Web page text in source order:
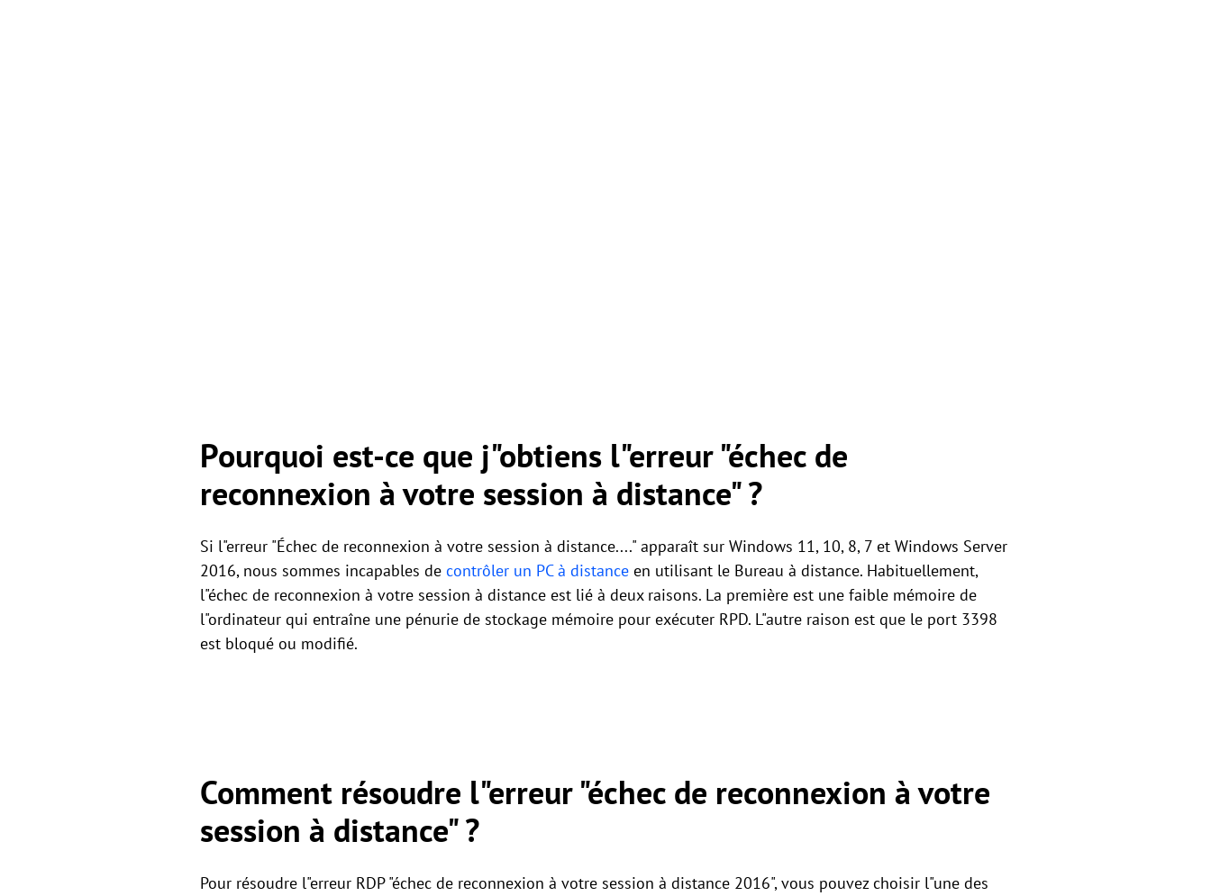
Pourquoi est-ce que j"obtiens l"erreur "échec de
reconnexion à votre session à distance" ?
Si l"erreur "Échec de reconnexion à votre session à distance...." apparaît sur Windows 11, 10, 8, 7 et Windows Server
2016, nous sommes incapables de contrôler un PC à distance en utilisant le Bureau à distance. Habituellement,
l"échec de reconnexion à votre session à distance est lié à deux raisons. La première est une faible mémoire de
l"ordinateur qui entraîne une pénurie de stockage mémoire pour exécuter RPD. L"autre raison est que le port 3398
est bloqué ou modifié.
Comment résoudre l"erreur "échec de reconnexion à votre
session à distance" ?
Pour résoudre l"erreur RDP "échec de reconnexion à votre session à distance 2016", vous pouvez choisir l"une des